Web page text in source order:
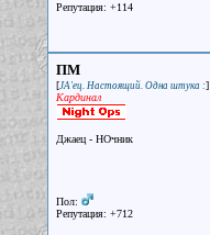
Репутация: +114
ПМ
[JA'ец. Настоящий. Одна штука :]
Кардинал
Джаец - НОчник
Пол:
Репутация: +712